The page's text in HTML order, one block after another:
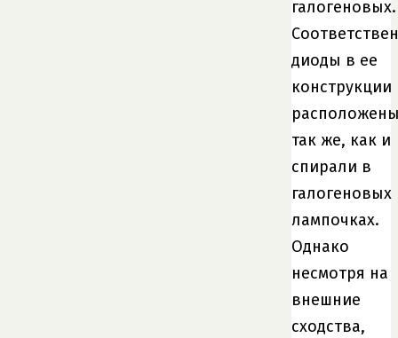
галогеновых.
диоды в ее
конструкции
так же, как и
спирали в
галогеновых
лампочках.
Однако
несмотря на
внешние
сходства,